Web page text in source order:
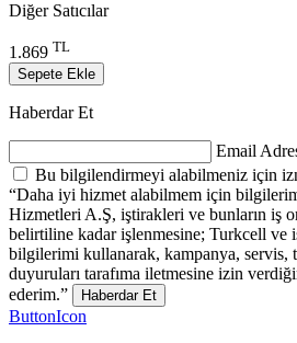
Diğer Satıcılar
1.869 TL
Sepete Ekle
Haberdar Et
Email
Bu bilgilendirmeyi alabilmeniz için
“Daha iyi hizmet alabilmem için
Hizmetleri A.Ş, iştirakleri ve bunların iş
belirtiline kadar işlenmesine; Turkcell ve
bilgilerimi kullanarak, kampanya,
duyuruları tarafıma iletmesine izin
ederim.”
Haberdar Et
ButtonIcon